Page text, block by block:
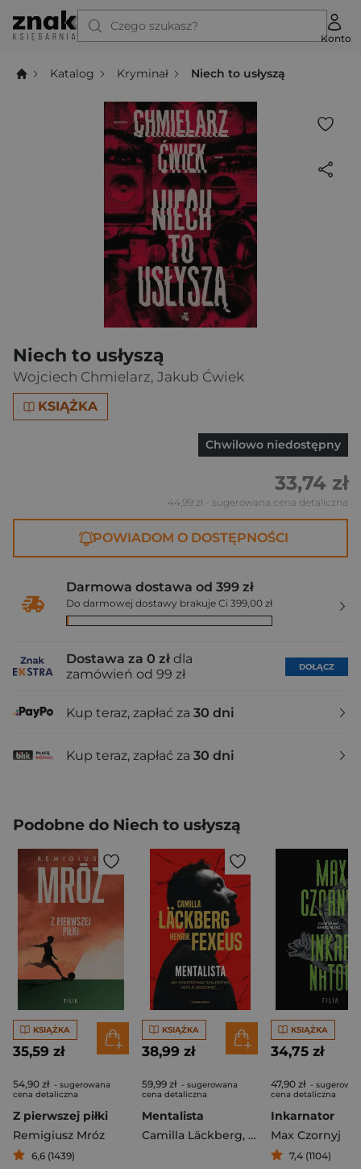
Czego szukasz?
Konto
Katalog Kryminał Niech to usłyszą
Niech to usłyszą
Wojciech Chmielarz, Jakub Ćwiek
KSIĄŻKA
Chwilowo niedostępny
33,74 zł
44,99 zł - sugerowana cena detaliczna
POWIADOM O DOSTĘPNOŚCI
Darmowa dostawa od 399 zł
Do darmowej dostawy brakuje Ci 399,00 zł
Dostawa za 0 zł dla
zamówień od 99 zł
DOŁĄCZ
Kup teraz, zapłać za 30 dni
Kup teraz, zapłać za 30 dni
Podobne do Niech to usłyszą
KSIĄŻKA
35,59 zł
54,90 zł - sugerowana
cena detaliczna
Z pierwszej piłki
Remigiusz Mróz
6,6 (1439)
KSIĄŻKA
38,99 zł
59,99 zł - sugerowana
cena detaliczna
Mentalista
Camilla Läckberg, Henrik Fexeus
KSIĄŻKA
34,75 zł
47,90 zł -
cena detaliczna
Inkarnator
Max Czornyj
7,4 (1104)